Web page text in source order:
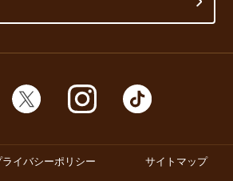
ライバシーポリシー サイトマップ